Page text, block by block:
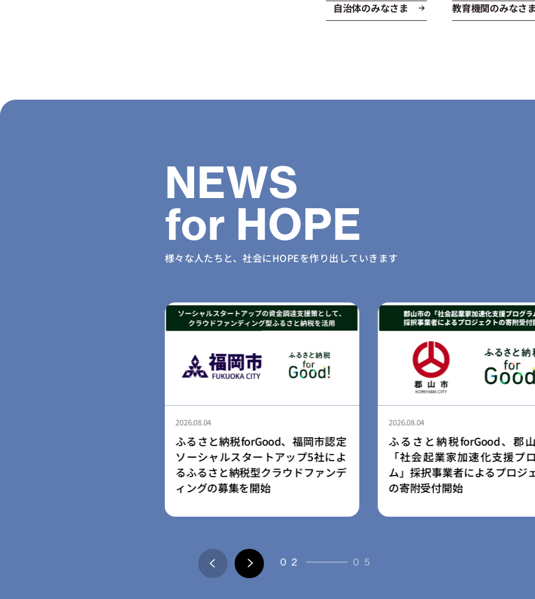
自治体のみなさま
教育機関のみなさ
NEWS
for HOPE
様々な人たちと、社会にHOPEを作り出していきます
2026.08.04
ふるさと納税forGood、郡山市の
「社会起業家加速化支援プログラ
ム」採択事業者によるプロジェクト
の寄附受付開始
2026.08.03
民間学童「小さな森の学童」
園・幼稚園向け学童開設支援
ス「放課後の森」を提供開始
03 05